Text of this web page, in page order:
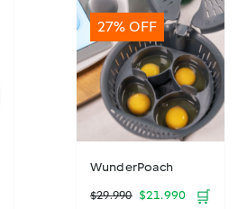
27% OFF
WunderPoach
$29.990 El
$21.990El 🛒